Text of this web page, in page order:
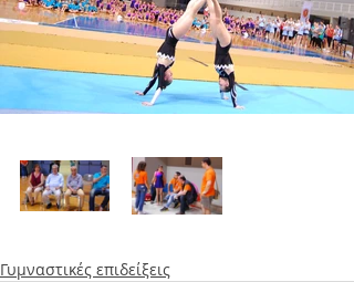
Γυμναστικές επιδείξεις